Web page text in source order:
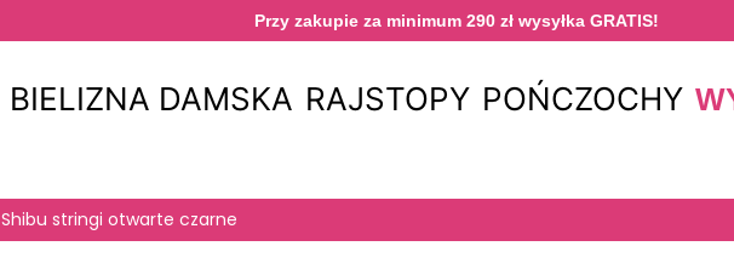
Przy zakupie za minimum 290 zł wysyłka GRATIS!
BIELIZNA DAMSKA RAJSTOPY POŃCZOCHY
Shibu stringi otwarte czarne